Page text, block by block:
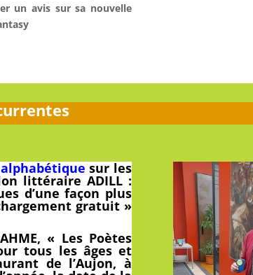
un avis sur sa nouvelle
sur les
littéraire ADILL :
d’une façon plus
gratuit »
« Les Poètes
tous les âges et
de l’Aujon, à